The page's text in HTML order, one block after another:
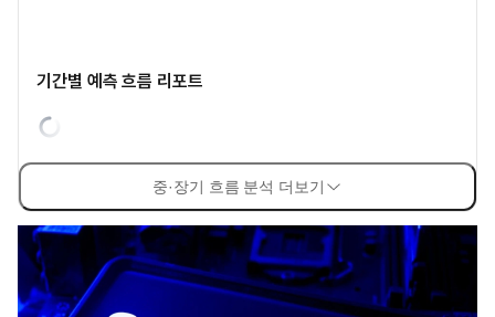
기간별 예측 흐름 리포트
중·장기 흐름 분석 더보기